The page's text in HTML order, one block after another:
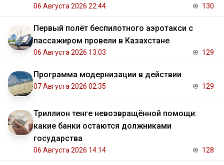
06 Августа 2026 22:44 130
Первый полёт беспилотного аэротакси с
пассажиром провели в Казахстане
06 Августа 2026 13:03 129
Программа модернизации в действии
07 Августа 2026 02:35 129
Триллион тенге невозвращённой помощи:
какие банки остаются должниками
государства
06 Августа 2026 14:14 128